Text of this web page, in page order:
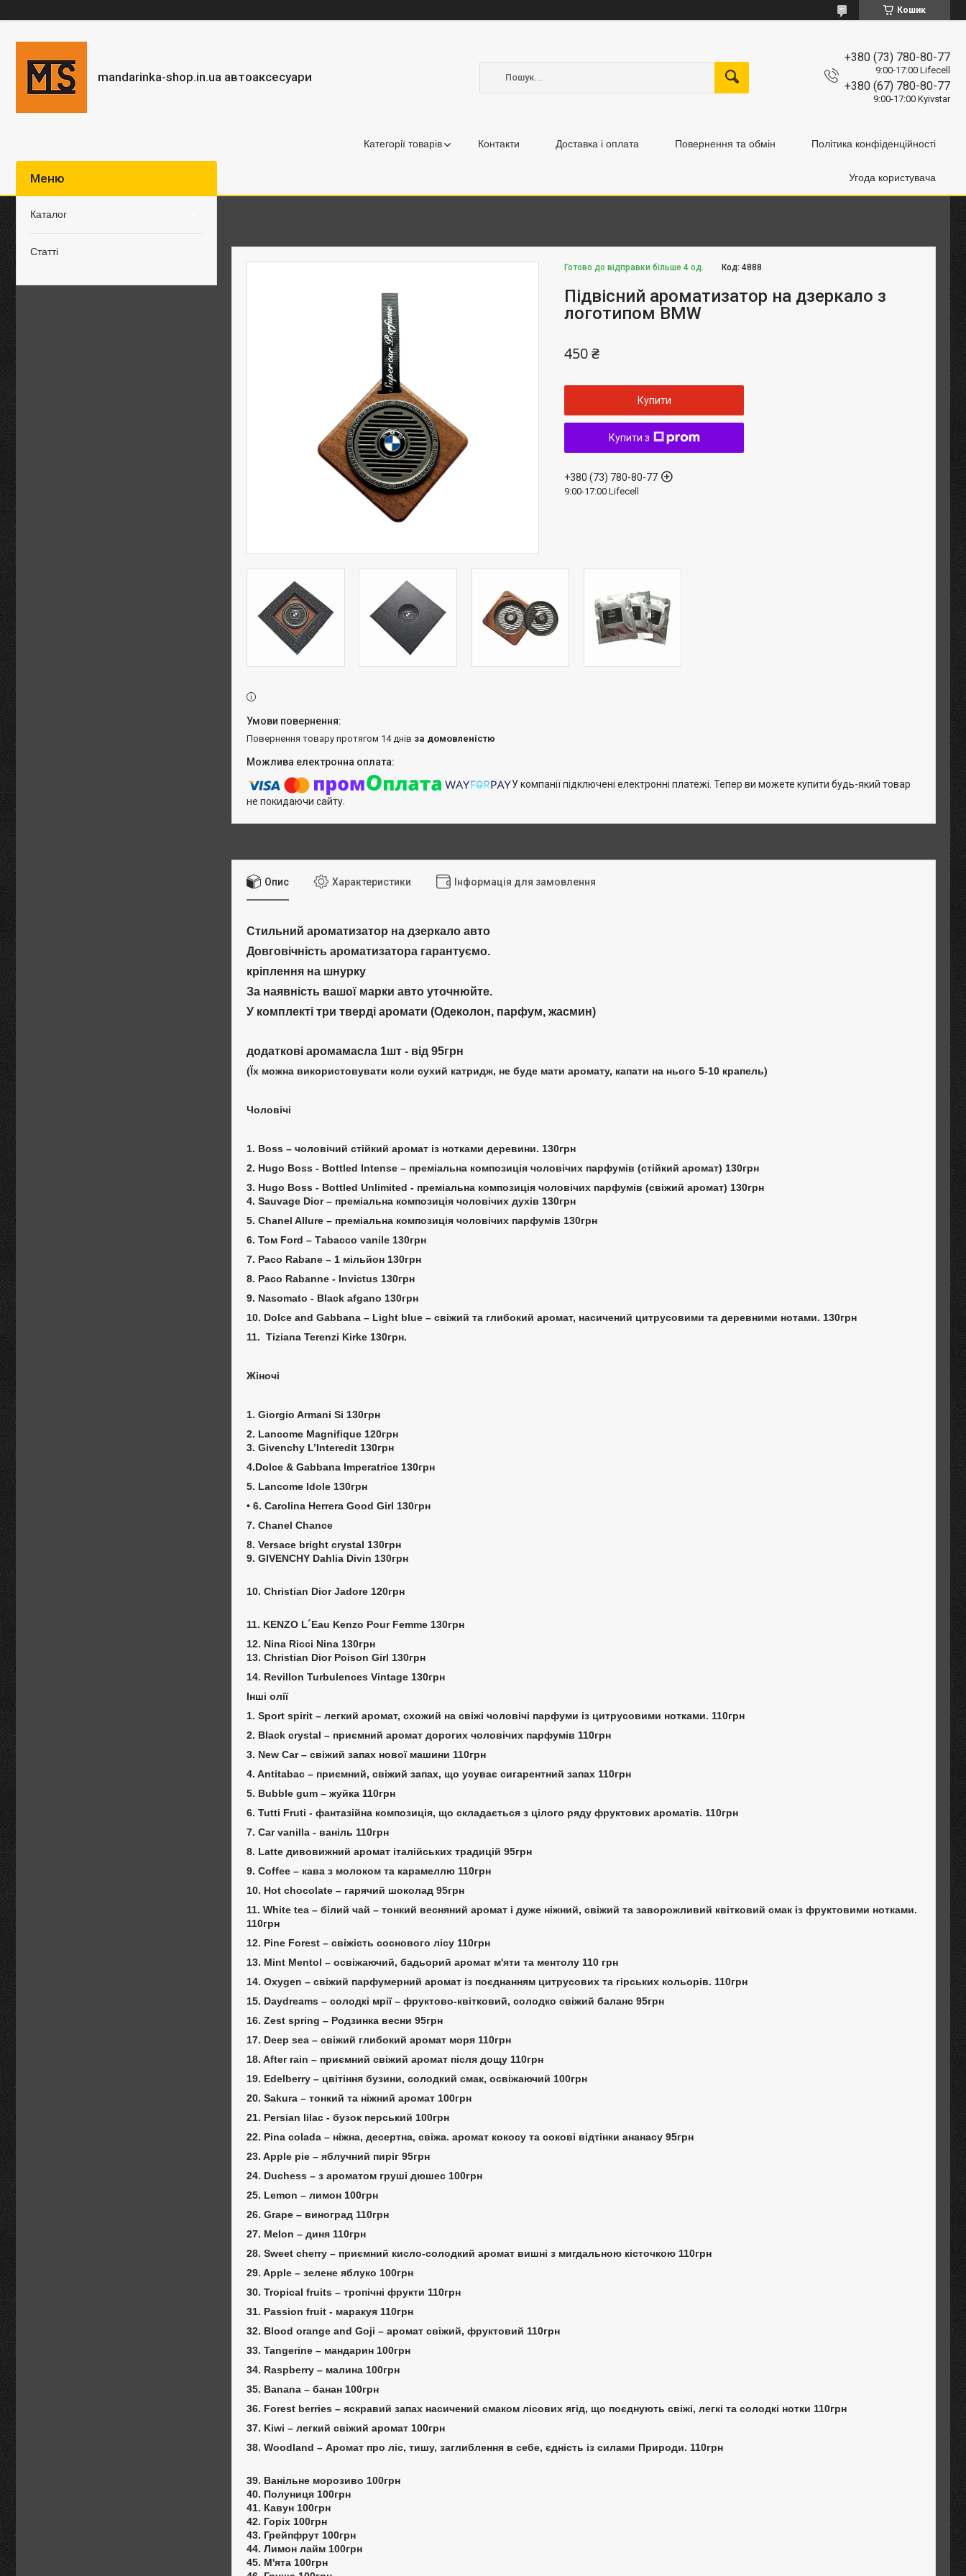
Кошик
mandarinka-shop.in.ua автоаксесуари
+380 (73) 780-80-77
9:00-17:00 Lifecell
+380 (67) 780-80-77
9:00-17:00 Kyivstar
Категорії товарів Контакти Доставка і оплата Повернення та обмін Політика конфіденційності
Угода користувача
Готово до відправки більше 4 од. Код:4888
Підвісний ароматизатор на дзеркало з
логотипом BMW
450 ₴
Купити
Купити з
+380 (73) 780-80-77
9:00-17:00 Lifecell
повернення товару протягом 14 днів за домовленістю
У компанії підключені електронні платежі. Тепер ви можете купити будь-який товар
не покидаючи сайту.
Опис Характеристики Інформація для замовлення
Стильний ароматизатор на дзеркало авто
Довговічність ароматизатора гарантуємо.
кріплення на шнурку
За наявність вашої марки авто уточнюйте.
У комплекті три тверді аромати (Одеколон, парфум, жасмин)
додаткові аромамасла 1шт - від 95грн
(Їх можна використовувати коли сухий катридж, не буде мати аромату, капати на нього 5-10 крапель)
Чоловічі
1. Boss – чоловічий стійкий аромат із нотками деревини. 130грн
2. Hugo Boss - Bottled Intense – преміальна композиція чоловічих парфумів (стійкий аромат) 130грн
3. Hugo Boss - Bottled Unlimited - преміальна композиція чоловічих парфумів (свіжий аромат) 130грн
4. Sauvage Dior – преміальна композиція чоловічих духів 130грн
5. Chanel Allure – преміальна композиція чоловічих парфумів 130грн
6. Том Ford – Тabacco vanile 130грн
7. Paco Rabane – 1 мільйон 130грн
8. Paco Rabanne - Invictus 130грн
9. Nasomato - Black afgano 130грн
10. Dolce and Gabbana – Light blue – свіжий та глибокий аромат, насичений цитрусовими та деревними нотами. 130грн
11. Tiziana Terenzi Kirke 130грн.
Жіночі
1. Giorgio Armani Si 130грн
2. Lancome Magnifique 120грн
3. Givenchy L’Interedit 130грн
4.Dolce & Gabbana Imperatrice 130грн
5. Lancome Idole 130грн
• 6. Carolina Herrera Good Girl 130грн
7. Chanel Chance
8. Versace bright crystal 130грн
9. GIVENCHY Dahlia Divin 130грн
10. Christian Dior Jadore 120грн
11. KENZO L´Eau Kenzo Pour Femme 130грн
12. Nina Ricci Nina 130грн
13. Christian Dior Poison Girl 130грн
14. Revillon Turbulences Vintage 130грн
Інші олії
1. Sport spirit – легкий аромат, схожий на свіжі чоловічі парфуми із цитрусовими нотками. 110грн
2. Black crystal – приємний аромат дорогих чоловічих парфумів 110грн
3. New Car – свіжий запах нової машини 110грн
4. Antitabac – приємний, свіжий запах, що усуває сигарентний запах 110грн
5. Bubble gum – жуйка 110грн
6. Tutti Fruti - фантазійна композиція, що складається з цілого ряду фруктових ароматів. 110грн
7. Car vanilla - ваніль 110грн
8. Latte дивовижний аромат італійських традицій 95грн
9. Сoffee – кава з молоком та карамеллю 110грн
10. Hot chocolate – гарячий шоколад 95грн
11. White tea – білий чай – тонкий весняний аромат і дуже ніжний, свіжий та заворожливий квітковий смак із фруктовими нотками.
110грн
12. Pine Forest – свіжість соснового лісу 110грн
13. Mint Mentol – освіжаючий, бадьорий аромат м'яти та ментолу 110 грн
14. Oxygen – свіжий парфумерний аромат із поєднанням цитрусових та гірських кольорів. 110грн
15. Daydreams – солодкі мрії – фруктово-квітковий, солодко свіжий баланс 95грн
16. Zest spring – Родзинка весни 95грн
17. Deep sea – свіжий глибокий аромат моря 110грн
18. After rain – приємний свіжий аромат після дощу 110грн
19. Edelberry – цвітіння бузини, солодкий смак, освіжаючий 100грн
20. Sakura – тонкий та ніжний аромат 100грн
21. Persian lilac - бузок перський 100грн
22. Pina colada – ніжна, десертна, свіжа. аромат кокосу та сокові відтінки ананасу 95грн
23. Apple pie – яблучний пиріг 95грн
24. Duchess – з ароматом груші дюшес 100грн
25. Lemon – лимон 100грн
26. Grape – виноград 110грн
27. Melon – диня 110грн
28. Sweet cherry – приємний кисло-солодкий аромат вишні з мигдальною кісточкою 110грн
29. Apple – зелене яблуко 100грн
30. Tropical fruits – тропічні фрукти 110грн
31. Passion fruit - маракуя 110грн
32. Blood orange and Goji – аромат свіжий, фруктовий 110грн
33. Tangerine – мандарин 100грн
34. Raspberry – малина 100грн
35. Banana – банан 100грн
36. Forest berries – яскравий запах насичений смаком лісових ягід, що поєднують свіжі, легкі та солодкі нотки 110грн
37. Kiwi – легкий свіжий аромат 100грн
38. Woodland – Аромат про ліс, тишу, заглиблення в себе, єдність із силами Природи. 110грн
39. Ванільне морозиво 100грн
40. Полуниця 100грн
41. Кавун 100грн
42. Горіх 100грн
43. Грейпфрут 100грн
44. Лимон лайм 100грн
45. М'ята 100грн
Каталог
Статті